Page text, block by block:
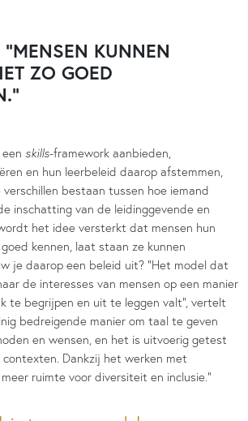
KUNNEN
ZO GOED
skills-framework aanbieden,
en hun leerbeleid daarop afstemmen,
bestaan tussen hoe iemand
inschatting van de leidinggevende en
het idee versterkt dat mensen hun
kennen, laat staan ze kunnen
je daarop een beleid uit? “Het model dat
de interesses van mensen op een manier
te begrijpen en uit te leggen valt”, vertelt
bedreigende manier om taal te geven
en wensen, en het is uitvoerig getest
contexten. Dankzij het werken met
ruimte voor diversiteit en inclusie.”